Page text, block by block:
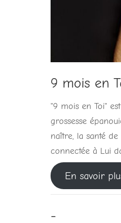
9 mois en
"9 mois en Toi"
grossesse
naître, la santé
connectée à Lui
En savoir
-